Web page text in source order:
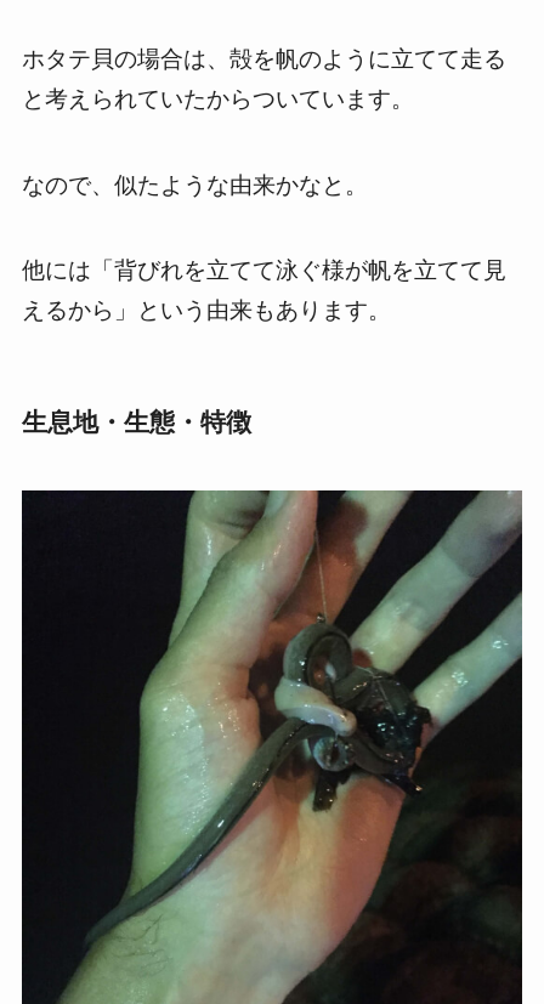
ホタテ貝の場合は、殻を帆のように立てて走る
と考えられていたからついています。
なので、似たような由来かなと。
他には「背びれを立てて泳ぐ様が帆を立てて見
えるから」という由来もあります。
生息地・生態・特徴